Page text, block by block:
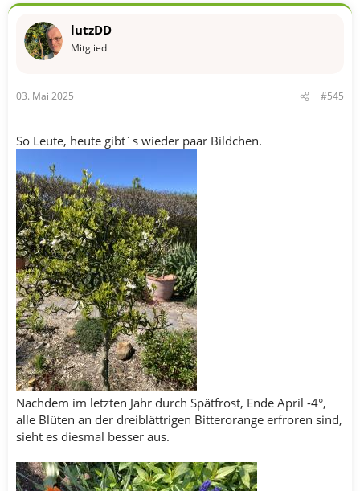
o
e
n
lutzDD
Mitglied
03. Mai 2025 #545
So Leute, heute gibt´s wieder paar Bildchen.
Nachdem im letzten Jahr durch Spätfrost, Ende April -4°,
alle Blüten an der dreiblättrigen Bitterorange erfroren sind,
sieht es diesmal besser aus.